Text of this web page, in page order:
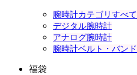
腕時計カテゴリすべて
デジタル腕時計
アナログ腕時計
腕時計ベルト・バンド
福袋